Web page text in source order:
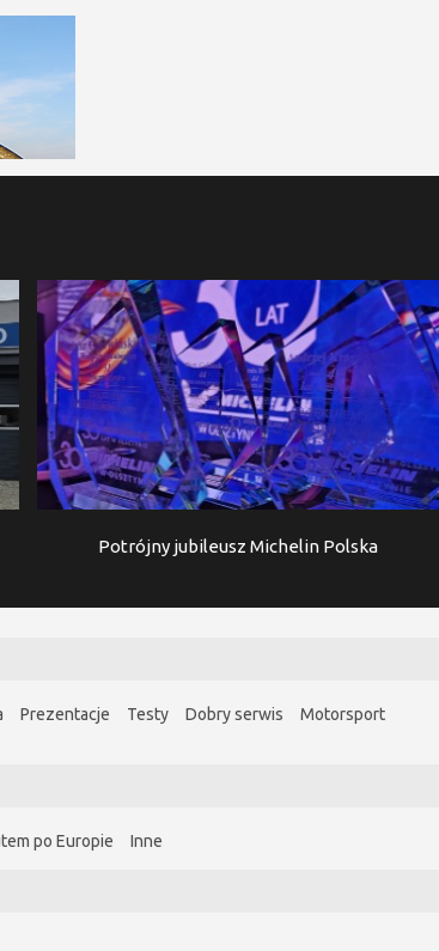
Potrójny jubileusz Michelin Polska
Prezentacje Testy Dobry serwis
Motorsport
po Europie Inne